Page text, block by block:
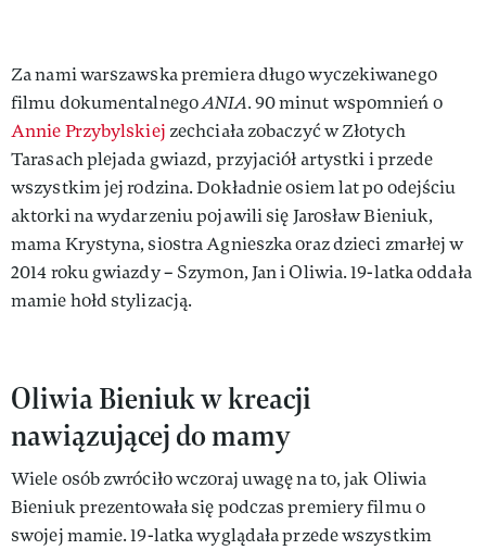
Za nami warszawska premiera długo wyczekiwanego
filmu dokumentalnegoANIA.90 minut wspomnień o
Annie Przybylskiej zechciała zobaczyć w Złotych
Tarasach plejada gwiazd, przyjaciół artystki i przede
wszystkim jej rodzina. Dokładnie osiem lat po odejściu
aktorki na wydarzeniu pojawili się Jarosław Bieniuk,
mama Krystyna, siostra Agnieszka oraz dzieci zmarłej w
2014 roku gwiazdy – Szymon, Jan i Oliwia. 19-latka oddała
mamie hołd stylizacją.
Oliwia Bieniuk w kreacji
nawiązującej do mamy
Wiele osób zwróciło wczoraj uwagę na to, jak Oliwia
Bieniuk prezentowała się podczas premiery filmu o
swojej mamie. 19-latka wyglądała przede wszystkim